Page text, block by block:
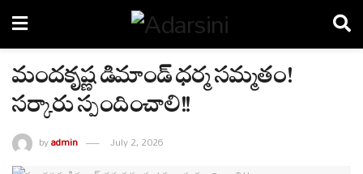
మందకృష్ణ డిమాండ్ ధర్మ సమ్మతం!
సర్కారు స్పందించాలి!!
byadmin July 2, 2026